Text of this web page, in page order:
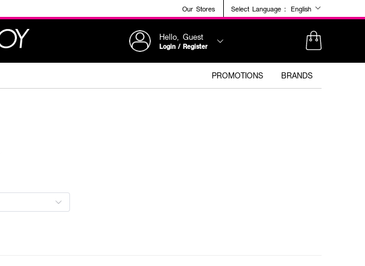
Our Stores Select Language : English
Hello, Guest
Login / Register
PROMOTIONS BRANDS